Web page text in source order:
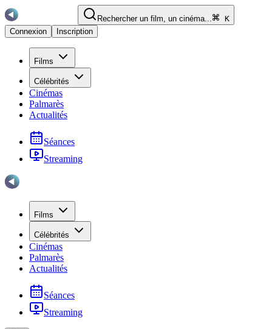
Rechercher un film, un cinéma...
K
Connexion
Inscription
Films
Célébrités
Cinémas
Palmarès
Actualités
Séances
Streaming
Films
Célébrités
Cinémas
Palmarès
Actualités
Séances
Streaming